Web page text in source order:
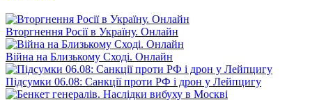
Вторгнення Росії в Україну. Онлайн
Війна на Близькому Сході. Онлайн
Підсумки 06.08: Санкції проти РФ і дрон у Лейпцигу